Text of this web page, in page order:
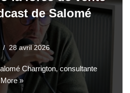
de Salomé
28 avril 2026
Charrigton, consultante
»